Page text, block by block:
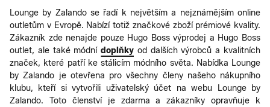
Lounge by Zalando se řadí k největším a nejznámějším online
outletům v Evropě. Nabízí totiž značkové zboží prémiové kvality.
Zákazník zde nenajde pouze Hugo Boss výprodej a Hugo Boss
outlet, ale také módnídoplňky od dalších výrobců a kvalitních
značek, které patří ke stálicím módního světa. Nabídka Lounge
by Zalando je otevřena pro všechny členy našeho nákupního
klubu, kteří si vytvořili uživatelský účet na webu Lounge by
Zalando. Toto členství je zdarma a zákazníky opravňuje k